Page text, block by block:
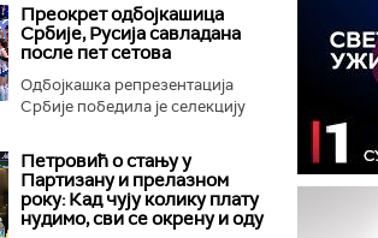
Преокрет одбојкашица
Србије, Русија савладана
после пет сетова
Одбојкашка репрезентација
Србије победила је селекцију
Петровић о стању у
Партизану и прелазном
року: Кад чују колику плату
нудимо, сви се окрену и оду